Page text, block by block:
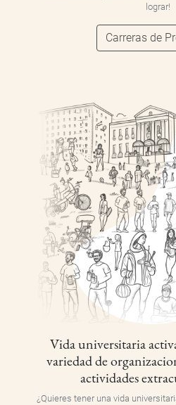
lograr!
Carreras de
Vida universitaria
variedad de
actividades
¿Quieres tener una vida